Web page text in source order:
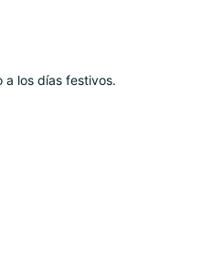
a los días festivos.